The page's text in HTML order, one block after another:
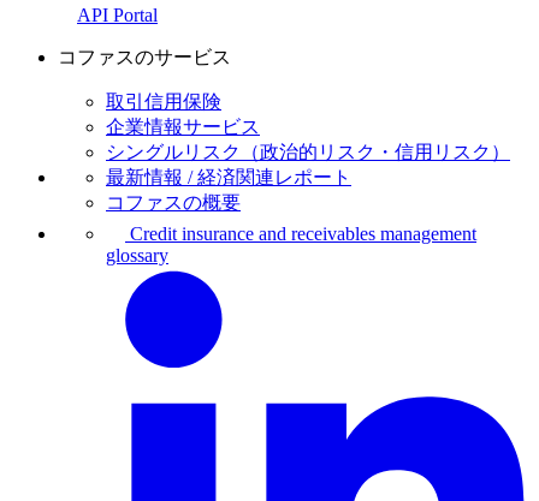
API Portal
コファスのサービス
取引信用保険
企業情報サービス
シングルリスク（政治的リスク・信用リスク）
最新情報 / 経済関連レポート
コファスの概要
Credit insurance and receivables management
glossary